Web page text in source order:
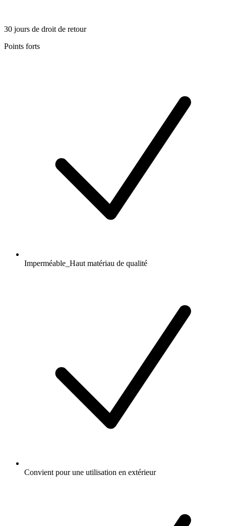
30 jours de droit de retour
Points forts
Imperméable_Haut matériau de qualité
Convient pour une utilisation en extérieur